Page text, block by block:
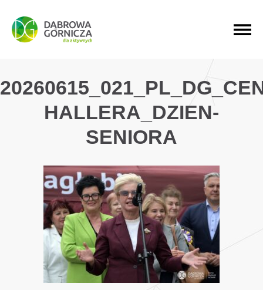
PRZEJDŹ DO MENU GŁÓWNEGO
PRZEJDŹ DO WYSZUKIWARKI
PRZEJDŹ DO TREŚCI
HALLERA_DZIEN-
SENIORA